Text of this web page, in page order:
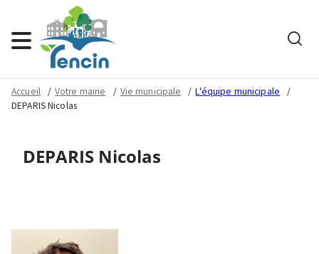
Menu
Accueil Votre mairie Vie municipale
L'équipe municipale
DEPARIS Nicolas
DEPARIS Nicolas